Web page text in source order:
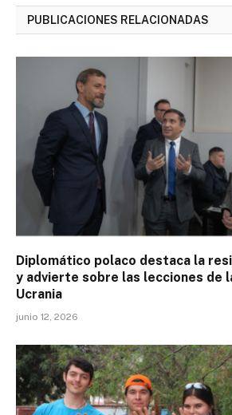
PUBLICACIONES RELACIONADAS
Diplomático polaco destaca la
y advierte sobre las lecciones de
Ucrania
junio 12, 2026